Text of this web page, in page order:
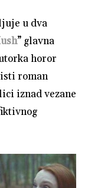
u dva
” glavna
horor
roman
iznad vezane